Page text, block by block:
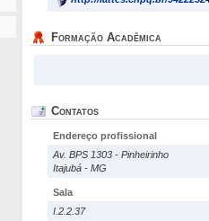
Formação Acadêmica
Contatos
Endereço profissional
Av. BPS 1303 - Pinheirinho
Itajubá - MG
Sala
I.2.2.37